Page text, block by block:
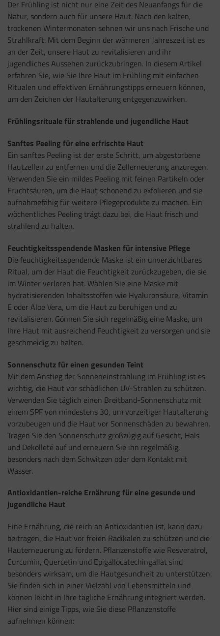
Der Frühling ist nicht nur eine Zeit des Neuanfangs für die
Natur, sondern auch für unsere Haut. Nach den kalten,
trockenen Wintermonaten sehnen wir uns nach Frische und
Strahlkraft. Mit dem Beginn der wärmeren Jahreszeit ist es
an der Zeit, unsere Haut zu revitalisieren und ihr
jugendliches Aussehen zurückzubringen. In diesem Artikel
erfahren Sie, wie Sie Ihre Haut im Frühling mit einfachen
Ritualen und effektiven Ernährungstipps erneuern können,
um den Zeichen der Hautalterung entgegenzuwirken.
Frühlingsrituale für strahlende und jugendliche Haut
Sanftes Peeling für eine erfrischte Haut
Ein sanftes Peeling ist der erste Schritt, um abgestorbene
Hautzellen zu entfernen und die Zellerneuerung anzuregen.
Verwenden Sie ein mildes Peeling mit feinen Partikeln oder
Fruchtsäuren, um die Haut schonend zu exfolieren und sie
aufnahmefähig für weitere Pflegeprodukte zu machen. Ein
wöchentliches Peeling trägt dazu bei, die Haut frisch und
strahlend zu halten.
Feuchtigkeitsspendende Masken für intensive Pflege
Die feuchtigkeitsspendende Maske ist ein unverzichtbares
Ritual, um der Haut die Feuchtigkeit zurückzugeben, die sie
im Winter verloren hat. Wählen Sie eine Maske mit
hydratisierenden Inhaltsstoffen wie Hyaluronsäure, Vitamin
E oder Aloe Vera, um die Haut zu beruhigen und zu
revitalisieren. Gönnen Sie sich regelmäßig eine Maske, um
Ihre Haut mit ausreichend Feuchtigkeit zu versorgen und sie
geschmeidig zu halten.
Sonnenschutz für einen gesunden Teint
Mit dem Anstieg der Sonneneinstrahlung im Frühling ist es
wichtig, die Haut vor schädlichen UV-Strahlen zu schützen.
Verwenden Sie täglich einen Breitband-Sonnenschutz mit
einem SPF von mindestens 30, um vorzeitiger Hautalterung
vorzubeugen und die Haut vor Sonnenschäden zu bewahren.
Tragen Sie den Sonnenschutz großzügig auf Gesicht, Hals
und Dekolleté auf und erneuern Sie ihn regelmäßig,
besonders nach dem Schwitzen oder dem Kontakt mit
Wasser.
Antioxidantien-reiche Ernährung für eine gesunde und
jugendliche Haut
Eine Ernährung, die reich an Antioxidantien ist, kann dazu
beitragen, die Haut vor freien Radikalen zu schützen und die
Hauterneuerung zu fördern. Pflanzenstoffe wie Resveratrol,
Curcumin, Quercetin und Epigallocatechingallat sind
besonders wirksam, um die Hautgesundheit zu unterstützen.
Sie finden sich in einer Vielzahl von Lebensmitteln und
können leicht in Ihre tägliche Ernährung integriert werden.
Hier sind einige Tipps, wie Sie diese Pflanzenstoffe
aufnehmen können: